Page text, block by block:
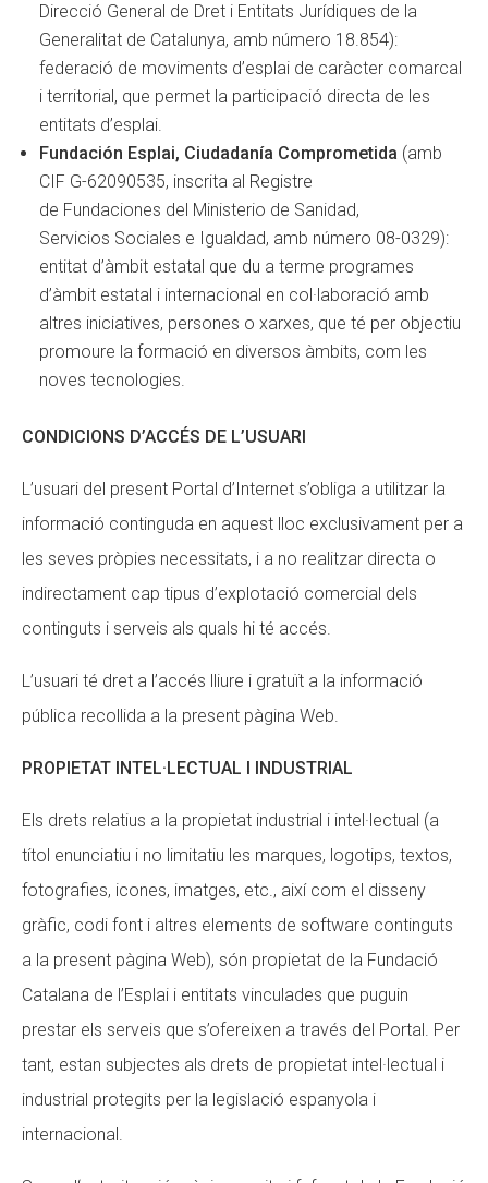
Direcció General de Dret i Entitats Jurídiques de la
Generalitat de Catalunya, amb número 18.854):
federació de moviments d’esplai de caràcter comarcal
i territorial, que permet la participació directa de les
entitats d’esplai.
Fundación Esplai, Ciudadanía Comprometida (amb
CIF G-62090535, inscrita al Registre
de Fundaciones del Ministerio de Sanidad,
Servicios Sociales e Igualdad, amb número 08-0329):
entitat d’àmbit estatal que du a terme programes
d’àmbit estatal i internacional en col·laboració amb
altres iniciatives, persones o xarxes, que té per objectiu
promoure la formació en diversos àmbits, com les
noves tecnologies.
CONDICIONS D’ACCÉS DE L’USUARI
L’usuari del present Portal d’Internet s’obliga a utilitzar la
informació continguda en aquest lloc exclusivament per a
les seves pròpies necessitats, i a no realitzar directa o
indirectament cap tipus d’explotació comercial dels
continguts i serveis als quals hi té accés.
L’usuari té dret a l’accés lliure i gratuït a la informació
pública recollida a la present pàgina Web.
PROPIETAT INTEL·LECTUAL I INDUSTRIAL
Els drets relatius a la propietat industrial i intel·lectual (a
títol enunciatiu i no limitatiu les marques, logotips, textos,
fotografies, icones, imatges, etc., així com el disseny
gràfic, codi font i altres elements de software continguts
a la present pàgina Web), són propietat de la Fundació
Catalana de l’Esplai i entitats vinculades que puguin
prestar els serveis que s’ofereixen a través del Portal. Per
tant, estan subjectes als drets de propietat intel·lectual i
industrial protegits per la legislació espanyola i
internacional.